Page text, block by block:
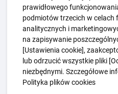
Kwalifikacje ZSK
Kluby
Edukacja
Polityka Ochrony
Polityka plików cookie
prawidłowego
podmiotów trzecich w celach
analitycznych i
na zapisywanie
[Ustawienia cookie],
lub odrzucić wszystkie pliki
niezbędnymi. Szczegółowe
Polityka plików cookies